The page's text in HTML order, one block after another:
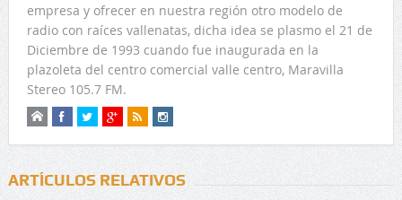
empresa y ofrecer en nuestra región otro modelo de
radio con raíces vallenatas, dicha idea se plasmo el 21 de
Diciembre de 1993 cuando fue inaugurada en la
plazoleta del centro comercial valle centro, Maravilla
Stereo 105.7 FM.
ARTÍCULOS RELATIVOS